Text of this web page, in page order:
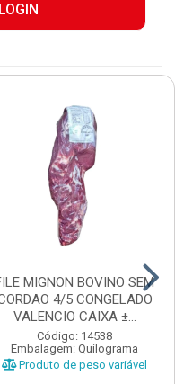
MIGNON BOVINO SEM
4/5 CONGELADO
VALENCIO CAIXA ±...
Código: 14538
Embalagem: Quilograma
Produto de peso variável